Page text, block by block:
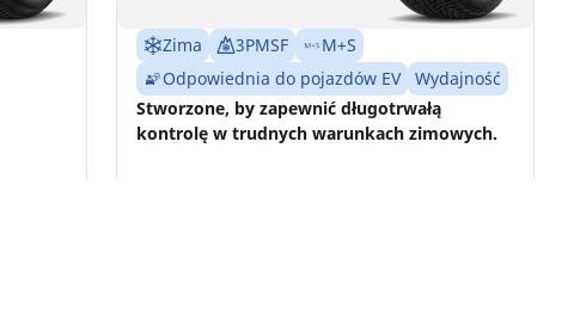
Zima 3PMSF
M+S
Odpowiednia do pojazdów EV
Wydajność
Stworzone, by zapewnić długotrwałą
kontrolę w trudnych warunkach zimowych.